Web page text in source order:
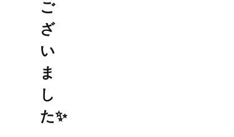
ご
ざ
い
ま
し
た✨